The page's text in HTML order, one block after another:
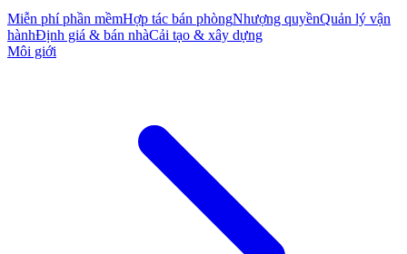
Miễn phí phần mềmHợp tác bán phòngNhượng quyềnQuản lý vận
hànhĐịnh giá & bán nhàCải tạo & xây dựng
Môi giới